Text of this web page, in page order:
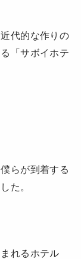
代的な作りの
「サボイホテ
らが到着する
た。
れるホテル